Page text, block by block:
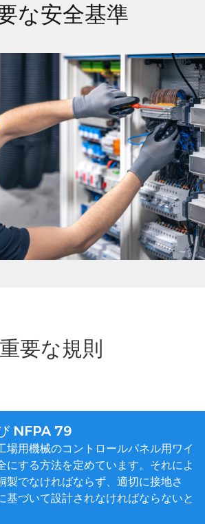
な安全基準
重要な規則
NFPA 79
場用機械のコントロールパネル用ワイ
にする方法を定めています。それによ
製でなければならず、適切に接地さ
基づいて設計されなければならないと